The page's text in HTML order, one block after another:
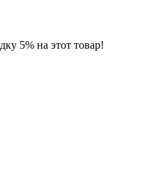
5% на этот товар!